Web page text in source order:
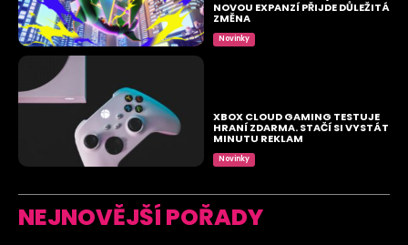
NOVOU EXPANZÍ PŘIJDE DŮLEŽITÁ
ZMĚNA
Novinky
XBOX CLOUD GAMING TESTUJE
HRANÍ ZDARMA. STAČÍ SI VYSTÁT
MINUTU REKLAM
Novinky
NEJNOVĚJŠÍ POŘADY